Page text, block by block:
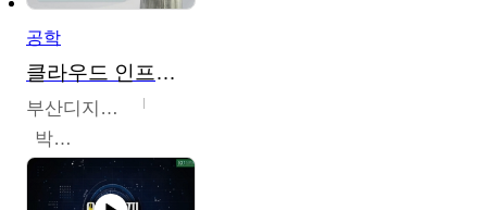
공학
클라우드 인프라 구축 및 활용
부산디지털대학교
박수현